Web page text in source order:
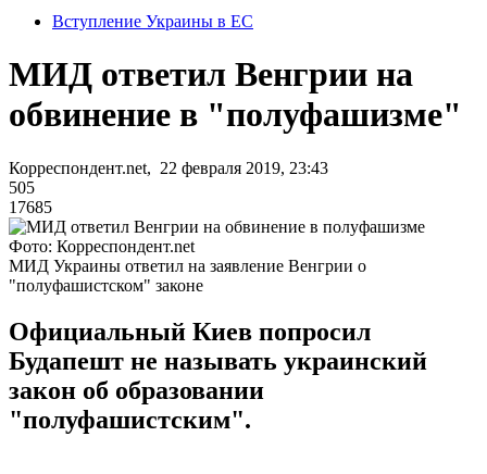
Вступление Украины в ЕС
МИД ответил Венгрии на
обвинение в "полуфашизме"
Корреспондент.net, 22 февраля 2019, 23:43
505
17685
Фото: Корреспондент.net
МИД Украины ответил на заявление Венгрии о
"полуфашистском" законе
Официальный Киев попросил
Будапешт не называть украинский
закон об образовании
"полуфашистским".